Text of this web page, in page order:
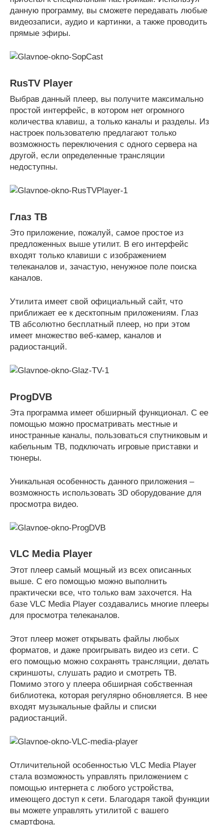
данную программу, вы сможете передавать любые
видеозаписи, аудио и картинки, а также проводить
прямые эфиры.
RusTV Player
Выбрав данный плеер, вы получите максимально
простой интерфейс, в котором нет огромного
количества клавиш, а только каналы и разделы. Из
настроек пользователю предлагают только
возможность переключения с одного сервера на
другой, если определенные трансляции
недоступны.
Глаз ТВ
Это приложение, пожалуй, самое простое из
предложенных выше утилит. В его интерфейс
входят только клавиши с изображением
телеканалов и, зачастую, ненужное поле поиска
каналов.
Утилита имеет свой официальный сайт, что
приближает ее к десктопным приложениям. Глаз
ТВ абсолютно бесплатный плеер, но при этом
имеет множество веб-камер, каналов и
радиостанций.
ProgDVB
Эта программа имеет обширный функционал. С ее
помощью можно просматривать местные и
иностранные каналы, пользоваться спутниковым и
кабельным ТВ, подключать игровые приставки и
тюнеры.
Уникальная особенность данного приложения –
возможность использовать 3D оборудование для
просмотра видео.
VLC Media Player
Этот плеер самый мощный из всех описанных
выше. С его помощью можно выполнить
практически все, что только вам захочется. На
базе VLC Media Player создавались многие плееры
для просмотра телеканалов.
Этот плеер может открывать файлы любых
форматов, и даже проигрывать видео из сети. С
его помощью можно сохранять трансляции, делать
скриншоты, слушать радио и смотреть ТВ.
Помимо этого у плеера обширная собственная
библиотека, которая регулярно обновляется. В нее
входят музыкальные файлы и списки
радиостанций.
Отличительной особенностью VLC Media Player
стала возможность управлять приложением с
помощью интернета с любого устройства,
имеющего доступ к сети. Благодаря такой функции
вы можете управлять утилитой с вашего
смартфона.